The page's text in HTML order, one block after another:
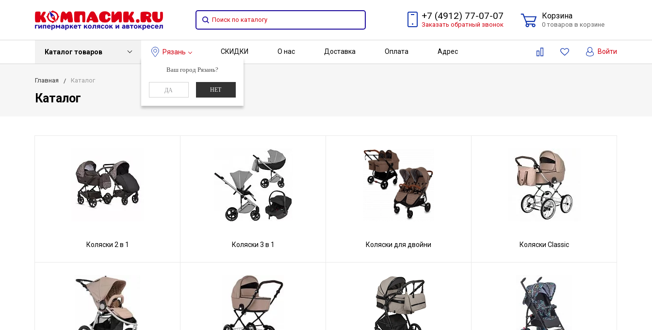
+7 (4912) 77-07-07
Заказать обратный звонок
Корзина
0 товаров в корзине
Каталог товаров Рязань
Ваш город Рязань?
ДА НЕТ
СКИДКИ О нас Доставка Оплата Адрес Войти
Главная Каталог
Каталог
Коляски 2 в 1 Коляски 3 в 1 Коляски для двойни Коляски Сlassic